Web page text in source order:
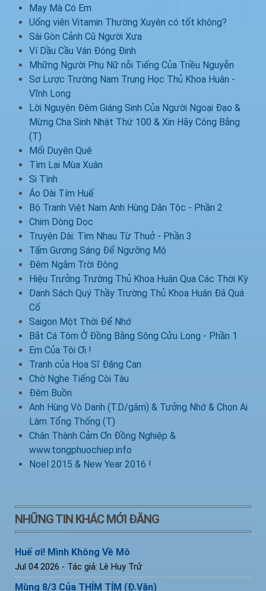
May Mà Có Em
Uống viên Vitamin Thường Xuyên có tốt không?
Sài Gòn Cảnh Cũ Người Xưa
Ví Dầu Cầu Ván Đóng Đinh
Mhững Người Phụ Nữ nỗi Tiếng Của Triều Nguyễn
Sơ Lược Trường Nam Trung Học Thủ Khoa Huân -
Vĩnh Long
Lời Nguyện Đêm Giáng Sinh Của Người Ngoại Đạo &
Mừng Cha Sinh Nhật Thứ 100 & Xin Hãy Công Bằng
(T)
Mối Duyên Quê
Tìm Lại Mùa Xuân
Si Tình
Áo Dài Tím Huế
Bộ Tranh Việt Nam Anh Hùng Dân Tộc - Phần 2
Chim Dòng Dọc
Truyện Dài: Tìm Nhau Từ Thuở - Phần 3
Tấm Gương Sáng Để Ngưỡng Mộ
Đêm Ngắm Trời Đông
Hiệu Trưởng Trường Thủ Khoa Huân Qua Các Thời Kỳ
Danh Sách Quý Thầy Trường Thủ Khoa Huân Đã Quá
Cố
Saigon Một Thời Để Nhớ
Bắt Cá Tôm Ở Đồng Bằng Sông Cửu Long - Phần 1
Em Của Tôi Ơi !
Tranh của Họa Sĩ Đặng Can
Chờ Nghe Tiếng Còi Tàu
Đêm Buồn
Anh Hùng Vô Danh (T.D/gâm) & Tưởng Nhớ & Chọn Ai
Làm Tổng Thống (T)
Chân Thành Cảm Ơn Đồng Nghiệp &
www.tongphuochiep.info
Noel 2015 & New Year 2016 !
NHỮNG TIN KHÁC MỚI ĐĂNG
Huế ơi! Mình Không Về Mô
Jul 04 2026 - Tác giả: Lê Huy Trử
Mùng 8/3 Của THÍM TÍM (Đ.Văn)